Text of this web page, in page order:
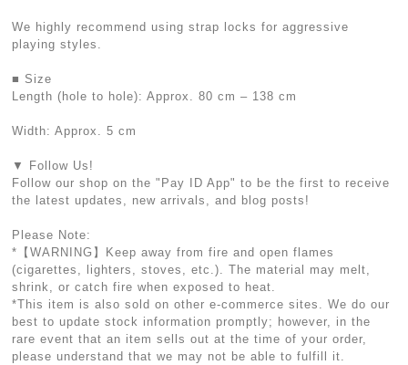
We highly recommend using strap locks for aggressive
playing styles.
■ Size
Length (hole to hole): Approx. 80 cm – 138 cm
Width: Approx. 5 cm
▼ Follow Us!
Follow our shop on the "Pay ID App" to be the first to receive
the latest updates, new arrivals, and blog posts!
Please Note:
*【WARNING】Keep away from fire and open flames
(cigarettes, lighters, stoves, etc.). The material may melt,
shrink, or catch fire when exposed to heat.
*This item is also sold on other e-commerce sites. We do our
best to update stock information promptly; however, in the
rare event that an item sells out at the time of your order,
please understand that we may not be able to fulfill it.